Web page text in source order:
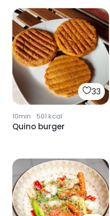
33
10min · 501 kcal
Quino burger